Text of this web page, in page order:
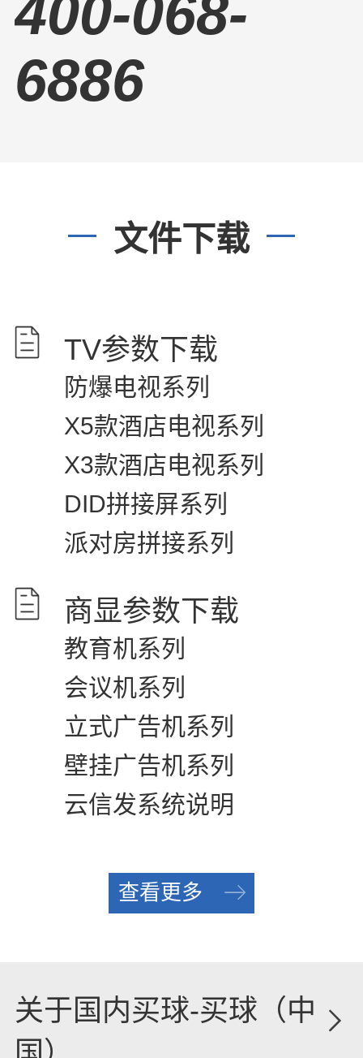
400-068-
6886
文件下载
TV参数下载
防爆电视系列
X5款酒店电视系列
X3款酒店电视系列
DID拼接屏系列
派对房拼接系列
商显参数下载
教育机系列
会议机系列
立式广告机系列
壁挂广告机系列
云信发系统说明
查看更多
关于国内买球-买球（中